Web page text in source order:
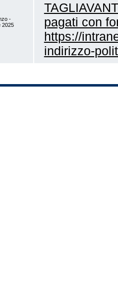
-
2025
pagati con
https://
indirizzo-